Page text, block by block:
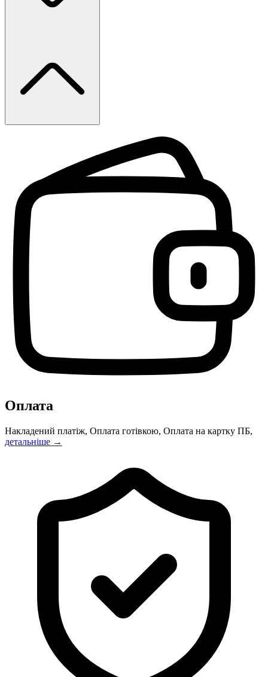
Оплата
Накладений платіж, Оплата готівкою, Оплата на картку ПБ,
детальніше →